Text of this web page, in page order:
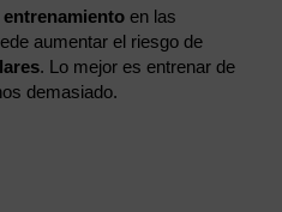
en las
aumentar el riesgo de
. Lo mejor es entrenar de
demasiado.